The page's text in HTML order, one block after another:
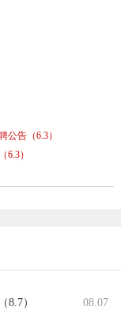
公告（6.3）
）
8.7） 08.07